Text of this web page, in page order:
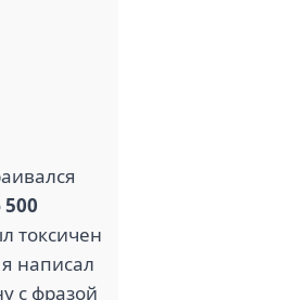
500
токсичен
написал
с фразой